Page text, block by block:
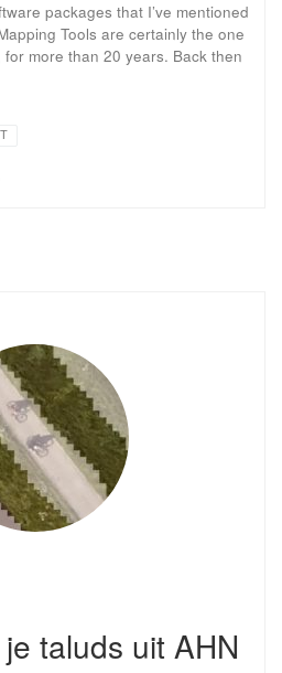
packages that I’ve mentioned
Tools are certainly the one
more than 20 years. Back then
taluds uit AHN